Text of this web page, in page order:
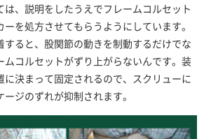
は、説明をしたうえでフレームコルセット
を処方させてもらうようにしています。
すると、股関節の動きを制動するだけでな
ムコルセットがずり上がらないんです。装
に決まって固定されるので、スクリューに
ジのずれが抑制されます。